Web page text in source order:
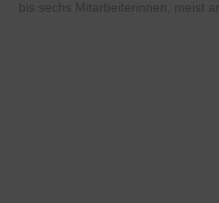
bis sechs Mitarbeiterinnen, meist